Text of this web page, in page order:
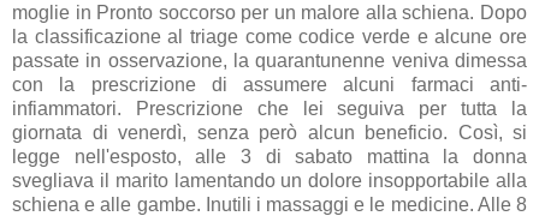
moglie in Pronto soccorso per un malore allaschiena. Dopo
la classificazione al triage come codice verde e alcune ore
passate in osservazione, la quarantunenne veniva dimessa
con la prescrizione di assumere alcuni farmaci anti-
infiammatori. Prescrizione che lei seguiva per tutta la
giornata di venerdì, senza però alcun beneficio. Così, si
legge nell'esposto, alle 3 di sabato mattina la donna
svegliava il marito lamentando undolore insopportabile alla
schiena e alle gambe. Inutili i massaggi e le medicine. Alle 8